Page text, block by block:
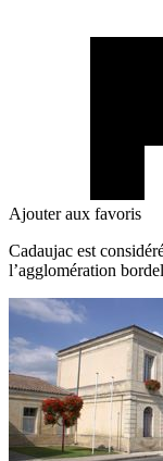
Ajouter aux favoris
Cadaujac est
l’agglomération